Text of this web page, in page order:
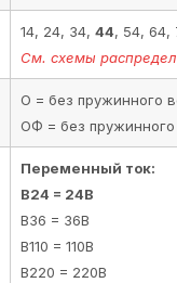
14, 24, 34, 44, 54, 64,
См. схемы
О = без пружинного
ОФ = без
Переменный ток:
В24 = 24В
В36 = 36В
В110 = 110В
В220 = 220В